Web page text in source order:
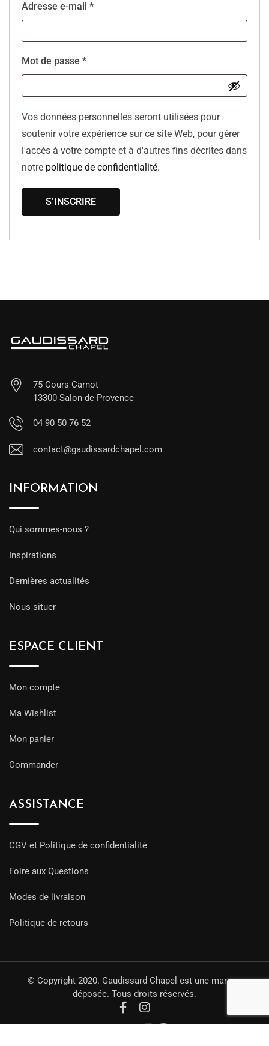
Adresse e-mail *
Mot de passe *
Vos données personnelles seront utilisées pour
soutenir votre expérience sur ce site Web, pour gérer
l'accès à votre compte et à d'autres fins décrites dans
notre politique de confidentialité.
S’INSCRIRE
75 Cours Carnot
13300 Salon-de-Provence
04 90 50 76 52
contact@gaudissardchapel.com
INFORMATION
Qui sommes-nous ?
Inspirations
Dernières actualités
Nous situer
ESPACE CLIENT
Mon compte
Ma Wishlist
Mon panier
Commander
ASSISTANCE
CGV et Politique de confidentialité
Foire aux Questions
Modes de livraison
Politique de retours
© Copyright 2020. Gaudissard Chapel est une marque
déposée. Tous droits réservés.